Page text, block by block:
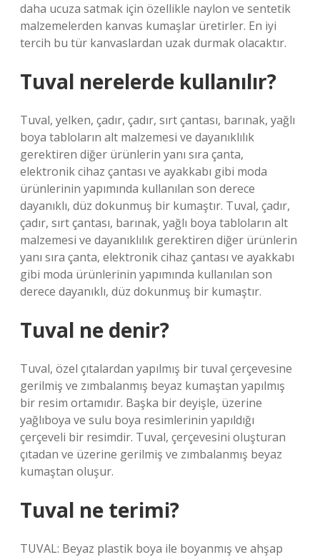
daha ucuza satmak için özellikle naylon ve sentetik
malzemelerden kanvas kumaşlar üretirler. En iyi
tercih bu tür kanvaslardan uzak durmak olacaktır.
Tuval nerelerde kullanılır?
Tuval, yelken, çadır, çadır, sırt çantası, barınak, yağlı
boya tabloların alt malzemesi ve dayanıklılık
gerektiren diğer ürünlerin yanı sıra çanta,
elektronik cihaz çantası ve ayakkabı gibi moda
ürünlerinin yapımında kullanılan son derece
dayanıklı, düz dokunmuş bir kumaştır. Tuval, çadır,
çadır, sırt çantası, barınak, yağlı boya tabloların alt
malzemesi ve dayanıklılık gerektiren diğer ürünlerin
yanı sıra çanta, elektronik cihaz çantası ve ayakkabı
gibi moda ürünlerinin yapımında kullanılan son
derece dayanıklı, düz dokunmuş bir kumaştır.
Tuval ne denir?
Tuval, özel çıtalardan yapılmış bir tuval çerçevesine
gerilmiş ve zımbalanmış beyaz kumaştan yapılmış
bir resim ortamıdır. Başka bir deyişle, üzerine
yağlıboya ve sulu boya resimlerinin yapıldığı
çerçeveli bir resimdir. Tuval, çerçevesini oluşturan
çıtadan ve üzerine gerilmiş ve zımbalanmış beyaz
kumaştan oluşur.
Tuval ne terimi?
TUVAL: Beyaz plastik boya ile boyanmış ve ahşap